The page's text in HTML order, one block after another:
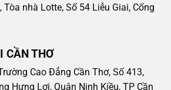
Tòa nhà Lotte, Số 54 Liễu Giai, Cống
CẦN THƠ
Cao Đẳng Cần Thơ, Số 413,
Hưng Lợi, Quận Ninh Kiều, TP Cần